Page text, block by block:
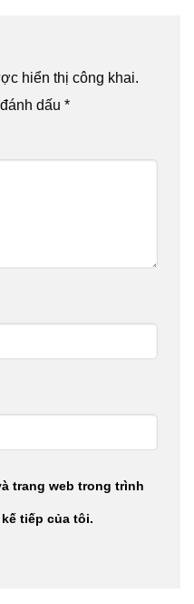
hiển thị công khai.
dấu *
trang web trong trình
tiếp của tôi.